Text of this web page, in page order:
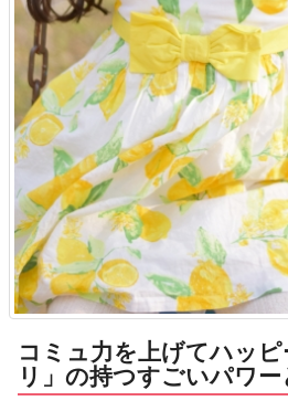
コミュ力を上げてハッ
リ」の持つすごいパワー